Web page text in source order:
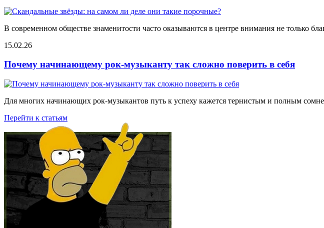
В современном обществе знаменитости часто оказываются в центре внимания не только
15.02.26
Почему начинающему рок-музыканту так сложно поверить в себя
Для многих начинающих рок-музыкантов путь к успеху кажется тернистым и полным
Перейти к статьям